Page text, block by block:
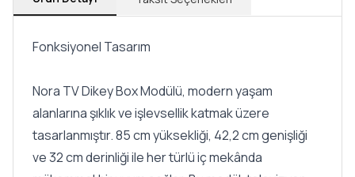
Fonksiyonel Tasarım
Nora TV Dikey Box Modülü, modern yaşam
alanlarına şıklık ve işlevsellik katmak üzere
tasarlanmıştır. 85 cm yüksekliği, 42,2 cm genişliği
ve 32 cm derinliği ile her türlü iç mekânda